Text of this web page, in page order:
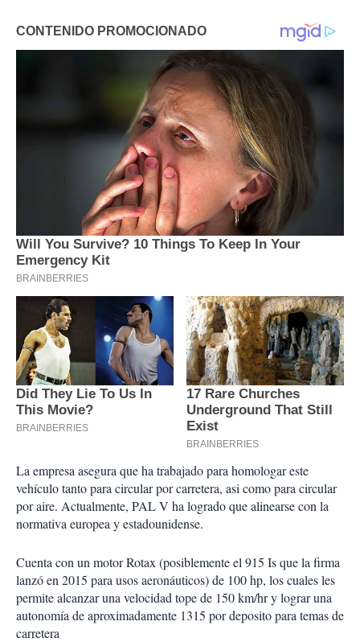
La empresa asegura que ha trabajado para homologar este
vehículo tanto para circular por carretera, asi como para circular
por aire. Actualmente, PAL V ha logrado que alinearse con la
normativa europea y estadounidense.
Cuenta con un motor Rotax (posiblemente el 915 Is que la firma
lanzó en 2015 para usos aeronáuticos) de 100 hp, los cuales les
permite alcanzar una velocidad tope de 150 km/hr y lograr una
autonomía de aproximadamente 1315 por deposito para temas de
carretera